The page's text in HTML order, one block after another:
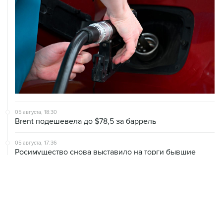
05 августа, 18:30
Brent подешевела до $78,5 за баррель
05 августа, 17:36
Росимущество снова выставило на торги бывшие